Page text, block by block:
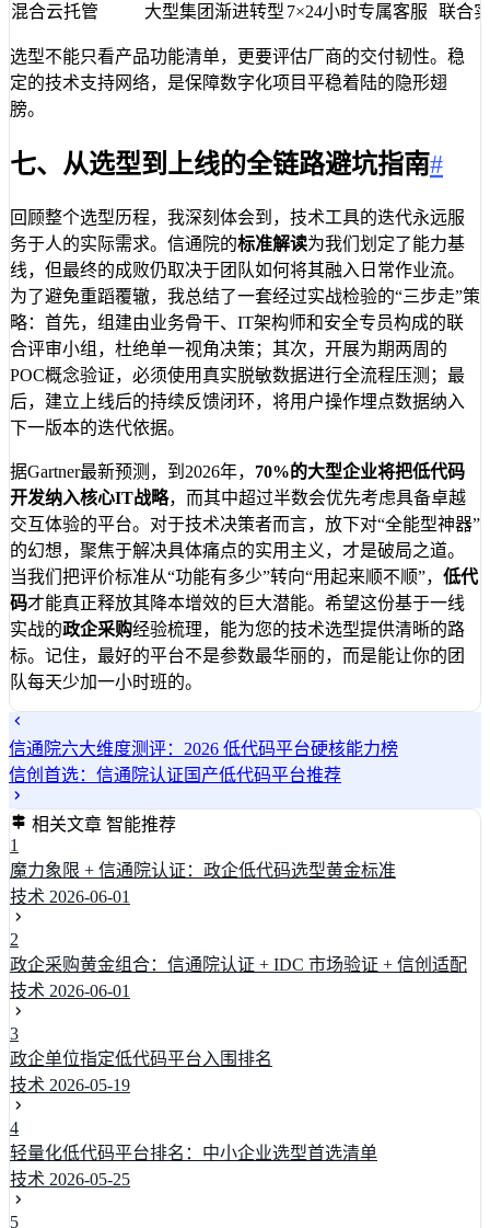
混合云托管
大型集团渐进转型 7×24小时专属客服 联合
选型不能只看产品功能清单，更要评估厂商的交付韧性。稳
定的技术支持网络，是保障数字化项目平稳着陆的隐形翅
膀。
七、从选型到上线的全链路避坑指南#
回顾整个选型历程，我深刻体会到，技术工具的迭代永远服
务于人的实际需求。信通院的标准解读为我们划定了能力基
线，但最终的成败仍取决于团队如何将其融入日常作业流。
为了避免重蹈覆辙，我总结了一套经过实战检验的“三步走”策
略：首先，组建由业务骨干、IT架构师和安全专员构成的联
合评审小组，杜绝单一视角决策；其次，开展为期两周的
POC概念验证，必须使用真实脱敏数据进行全流程压测；最
后，建立上线后的持续反馈闭环，将用户操作埋点数据纳入
下一版本的迭代依据。
据Gartner最新预测，到2026年， 70%的大型企业将把低代码
开发纳入核心IT战略，而其中超过半数会优先考虑具备卓越
交互体验的平台。对于技术决策者而言，放下对“全能型神器”
的幻想，聚焦于解决具体痛点的实用主义，才是破局之道。
当我们把评价标准从“功能有多少”转向“用起来顺不顺”， 低代
码才能真正释放其降本增效的巨大潜能。希望这份基于一线
实战的政企采购经验梳理，能为您的技术选型提供清晰的路
标。记住，最好的平台不是参数最华丽的，而是能让你的团
队每天少加一小时班的。
信通院六大维度测评：2026 低代码平台硬核能力榜
信创首选：信通院认证国产低代码平台推荐
相关文章 智能推荐
1
魔力象限 + 信通院认证：政企低代码选型黄金标准
技术 2026-06-01
2
政企采购黄金组合：信通院认证 + IDC 市场验证 + 信创适配
技术 2026-06-01
3
政企单位指定低代码平台入围排名
技术 2026-05-19
4
轻量化低代码平台排名：中小企业选型首选清单
技术 2026-05-25
5